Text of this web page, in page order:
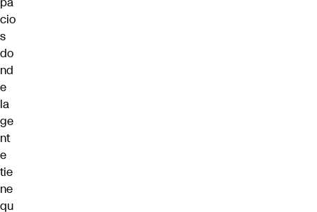
cio
s
do
nd
e
la
ge
nt
e
tie
ne
qu